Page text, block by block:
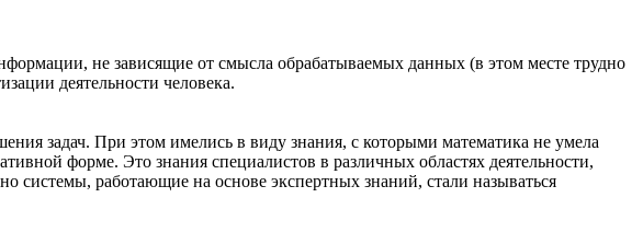
не зависящие от смысла обрабатываемых данных (в этом месте трудно
деятельности человека.
задач. При этом имелись в виду знания, с которыми математика не умела
форме. Это знания специалистов в различных областях деятельности,
системы, работающие на основе экспертных знаний, стали называться